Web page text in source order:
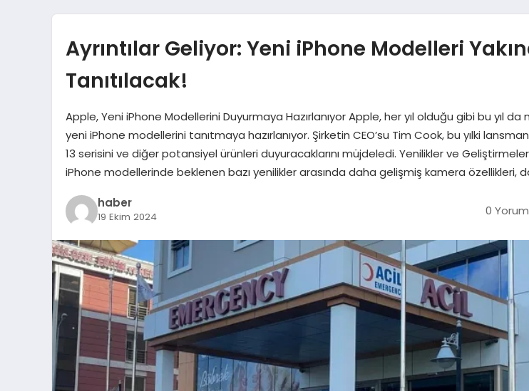
Ayrıntılar Geliyor: Yeni iPhone Modelleri
Tanıtılacak!
Apple, Yeni iPhone Modellerini Duyurmaya Hazırlanıyor Apple, her yıl olduğu gibi bu yıl
yeni iPhone modellerini tanıtmaya hazırlanıyor. Şirketin CEO’su Tim Cook, bu yılki
13 serisini ve diğer potansiyel ürünleri duyuracaklarını müjdeledi. Yenilikler ve
iPhone modellerinde beklenen bazı yenilikler arasında daha gelişmiş kamera özellikleri,
haber
19 Ekim 2024 0 Yorum